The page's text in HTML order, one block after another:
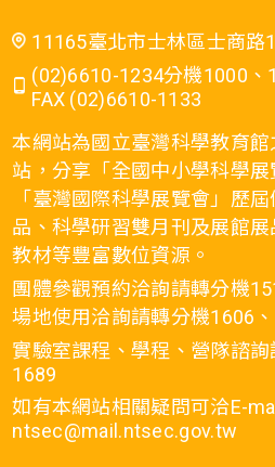
11165臺北市士林區士商路
(02)6610-1234分機1000、
FAX (02)6610-1133
本網站為國立臺灣科學教育館
站，分享「全國中小學科學
「臺灣國際科學展覽會」歷
品、科學研習雙月刊及展館展
教材等豐富數位資源。
團體參觀預約洽詢請轉分機
場地使用洽詢請轉分機1606
實驗室課程、學程、營隊諮詢
1689
如有本網站相關疑問可洽E-
ntsec@mail.ntsec.gov.tw